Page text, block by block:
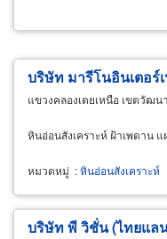
บริษัท มารีโนอินเตอร์
แขวงคลองเตยเหนือ เขตวัฒน
หินอ่อนสังเคราะห์ ฝ้าเพดาน
หมวดหมู่ :หินอ่อนสังเคราะห์
บริษัท พี วิชั่น (ไทยแล